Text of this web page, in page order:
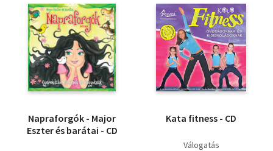
Napraforgók - Major
Eszter és barátai - CD
Kata fitness - CD
Válogatás